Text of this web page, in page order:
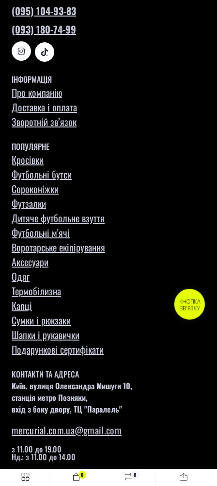
0
0
Швидке замовлення
(095) 104-93-83
(093) 180-74-99
ІНФОРМАЦІЯ
Про компанію
Доставка і оплата
Зворотній зв’язок
ПОПУЛЯРНЕ
Кросівки
Футбольні бутси
Сороконіжки
Футзалки
Дитяче футбольне взуття
Футбольні м'ячі
Воротарське екіпірування
Aксесуари
Одяг
Термобілизна
Капці
Сумки і рюкзаки
Шапки і рукавички
Подарункові сертифікати
КОНТАКТИ ТА АДРЕСА
Київ, вулиця Олександра Мишуги 10,
станція метро Позняки,
вхід з боку двору, ТЦ "Паралель"
mercurial.com.ua@gmail.com
з 11.00 до 19.00
Нд.: з 11.00 до 14.00
КНОПКА
ЗВ'ЯЗКУ